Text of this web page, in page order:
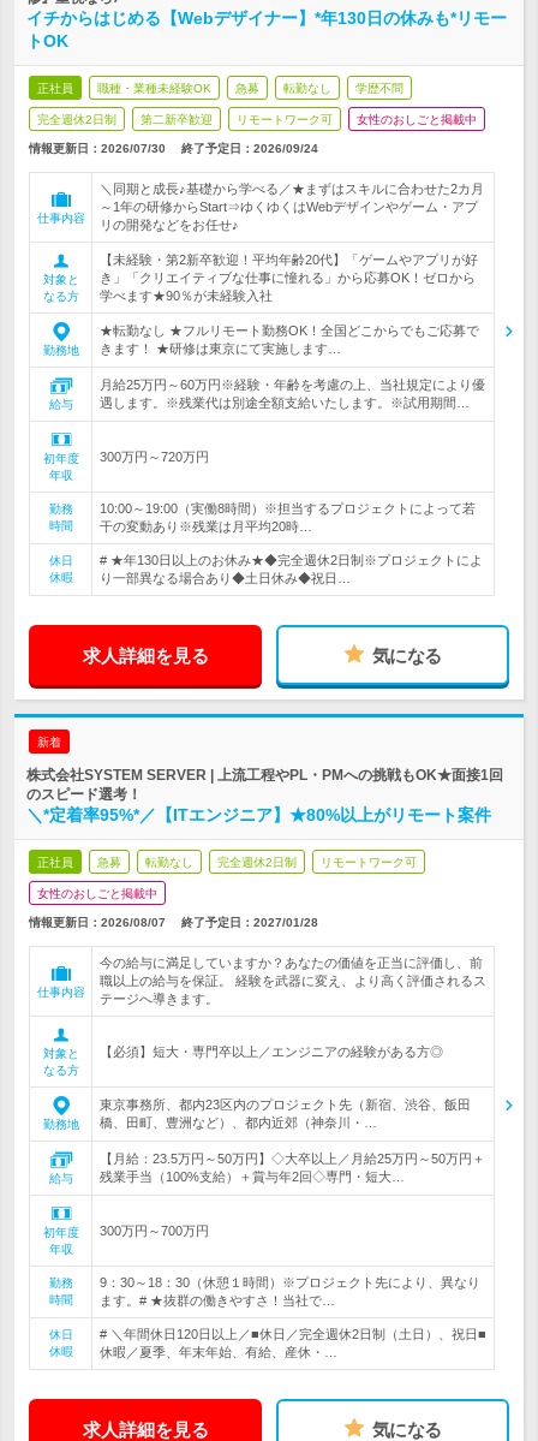
イチからはじめる【Webデザイナー】*年130日の休みも*リモー
トOK
正社員 職種・業種未経験OK 急募 転勤なし 学歴不問
完全週休2日制 第二新卒歓迎 リモートワーク可 女性のおしごと掲載中
情報更新日：2026/07/30 終了予定日： 2026/09/24
仕事内容
＼同期と成長♪基礎から学べる／★まずはスキルに合わせた2カ月
～1年の研修からStart⇒ゆくゆくはWebデザインやゲーム・アプ
リの開発などをお任せ♪
対象と
なる方
【未経験・第2新卒歓迎！平均年齢20代】「ゲームやアプリが好
き」「クリエイティブな仕事に憧れる」から応募OK！ゼロから
学べます★90％が未経験入社
勤務地
★転勤なし ★フルリモート勤務OK！全国どこからでもご応募で
きます！ ★研修は東京にて実施します…
給与
月給25万円～60万円※経験・年齢を考慮の上、当社規定により優
遇します。※残業代は別途全額支給いたします。※試用期間…
初年度
年収
300万円～720万円
勤務
時間
10:00～19:00（実働8時間）※担当するプロジェクトによって若
干の変動あり※残業は月平均20時…
休日
休暇
# ★年130日以上のお休み★◆完全週休2日制※プロジェクトによ
り一部異なる場合あり◆土日休み◆祝日…
求人詳細を見る 気になる
新着
株式会社SYSTEM SERVER | 上流工程やPL・PMへの挑戦もOK★面接1回
のスピード選考！
＼*定着率95%*／【ITエンジニア】★80%以上がリモート案件
正社員 急募 転勤なし 完全週休2日制 リモートワーク可
女性のおしごと掲載中
情報更新日：2026/08/07 終了予定日： 2027/01/28
仕事内容
今の給与に満足していますか？あなたの価値を正当に評価し、前
職以上の給与を保証。 経験を武器に変え、より高く評価されるス
テージへ導きます。
対象と
なる方
【必須】短大・専門卒以上／エンジニアの経験がある方◎
勤務地
東京事務所、都内23区内のプロジェクト先（新宿、渋谷、飯田
橋、田町、豊洲など）、都内近郊（神奈川・…
給与
【月給：23.5万円～50万円】◇大卒以上／月給25万円～50万円＋
残業手当（100%支給）＋賞与年2回◇専門・短大…
初年度
年収
300万円～700万円
勤務
時間
9：30～18：30（休憩１時間）※プロジェクト先により、異なり
ます。# ★抜群の働きやすさ！当社で…
休日
休暇
# ＼年間休日120日以上／■休日／完全週休2日制（土日）、祝日■
休暇／夏季、年末年始、有給、産休・…
求人詳細を見る 気になる